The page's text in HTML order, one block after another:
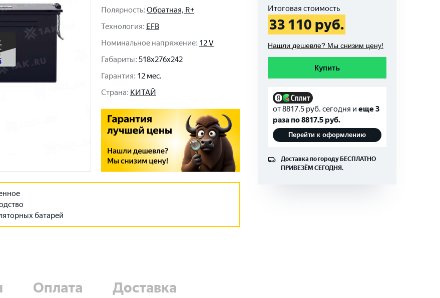
Полярность: Обратная, R+
Технология: EFB
Номинальное напряжение: 12 V
Габариты: 518x276x242
Гарантия: 12 мес.
Cтрана: КИТАЙ
Итоговая стоимость
33 110 руб.
Нашли дешевле? Мы снизим цену!
Купить
от8817.5 руб. сегодня и еще 3
раза по8817.5руб.
Перейти к оформлению
Доставка по городуБЕСПЛАТНО
ПРИВЕЗЁМ СЕГОДНЯ.
батарей
Оплата Доставка